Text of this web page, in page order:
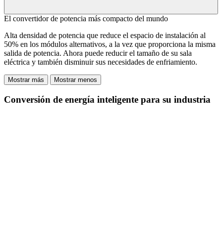
El convertidor de potencia más compacto del mundo
Alta densidad de potencia que reduce el espacio de instalación al
50% en los módulos alternativos, a la vez que proporciona la misma
salida de potencia. Ahora puede reducir el tamaño de su sala
eléctrica y también disminuir sus necesidades de enfriamiento.
Mostrar más Mostrar menos
Conversión de energía inteligente para su industria